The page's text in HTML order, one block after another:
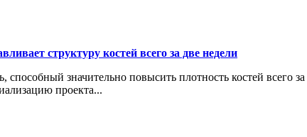
структуру костей всего за две недели
значительно повысить плотность костей всего
проекта...